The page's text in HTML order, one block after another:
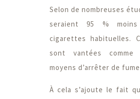
Selon de nombreuses
seraient 95 %
cigarettes habituelles.
sont vantées comme
moyens d’arrêter de
À cela s’ajoute le fait